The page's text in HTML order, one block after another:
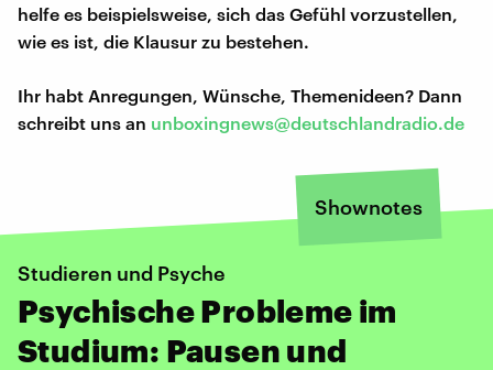
helfe es beispielsweise, sich das Gefühl vorzustellen,
wie es ist, die Klausur zu bestehen.
Ihr habt Anregungen, Wünsche, Themenideen? Dann
schreibt uns an unboxingnews@deutschlandradio.de
Shownotes
Studieren und Psyche
Psychische Probleme im
Studium: Pausen und